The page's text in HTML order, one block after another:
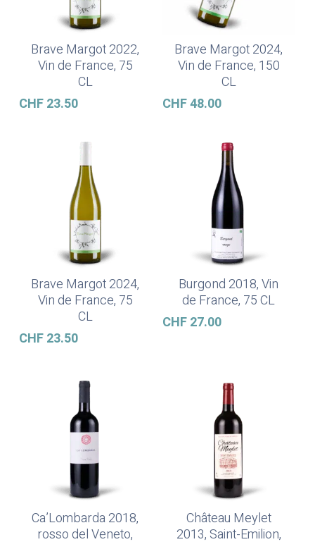
Ajouter Au Panier
Brave Margot 2022,
Vin de France, 75
CL
CHF23.50
Ajouter Au Panier
Brave Margot 2024,
Vin de France, 150
CL
CHF48.00
Ajouter Au Panier
Brave Margot 2024,
Vin de France, 75
CL
CHF23.50
Ajouter Au Panier
Burgond 2018, Vin
de France, 75 CL
CHF27.00
Ajouter Au Panier
Ca’Lombarda 2018,
rosso del Veneto,
Ajouter Au Panier
Château Meylet
2013, Saint-Emilion,